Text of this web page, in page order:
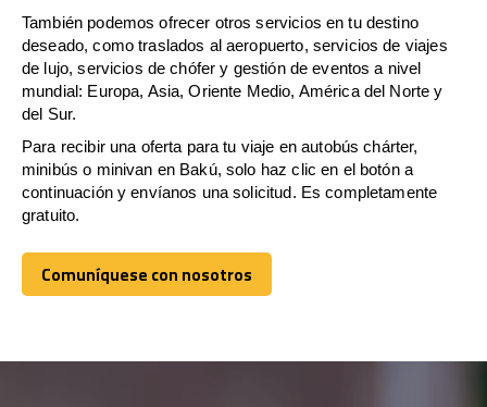
También podemos ofrecer otros servicios en tu destino
deseado, como traslados al aeropuerto, servicios de viajes
de lujo, servicios de chófer y gestión de eventos a nivel
mundial: Europa, Asia, Oriente Medio, América del Norte y
del Sur.
Para recibir una oferta para tu viaje en autobús chárter,
minibús o minivan en Bakú, solo haz clic en el botón a
continuación y envíanos una solicitud. Es completamente
gratuito.
Comuníquese con nosotros
Comuníquese con nosotros